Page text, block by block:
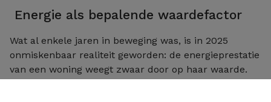
Energie als bepalende waardefactor
Wat al enkele jaren in beweging was, is in 2025
onmiskenbaar realiteit geworden: de energieprestatie
van een woning weegt zwaar door op haar waarde.